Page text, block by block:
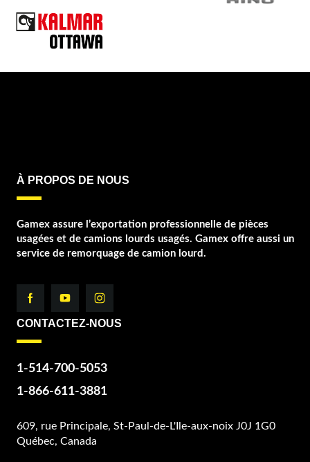
À PROPOS DE NOUS
Gamex assure l’exportation professionnelle de pièces
usagées et de camions lourds usagés. Gamex offre aussi un
service de remorquage de camion lourd.
CONTACTEZ-NOUS
1-514-700-5053
1-866-611-3881
609, rue Principale, St-Paul-de-L'Ile-aux-noix J0J 1G0
Québec, Canada